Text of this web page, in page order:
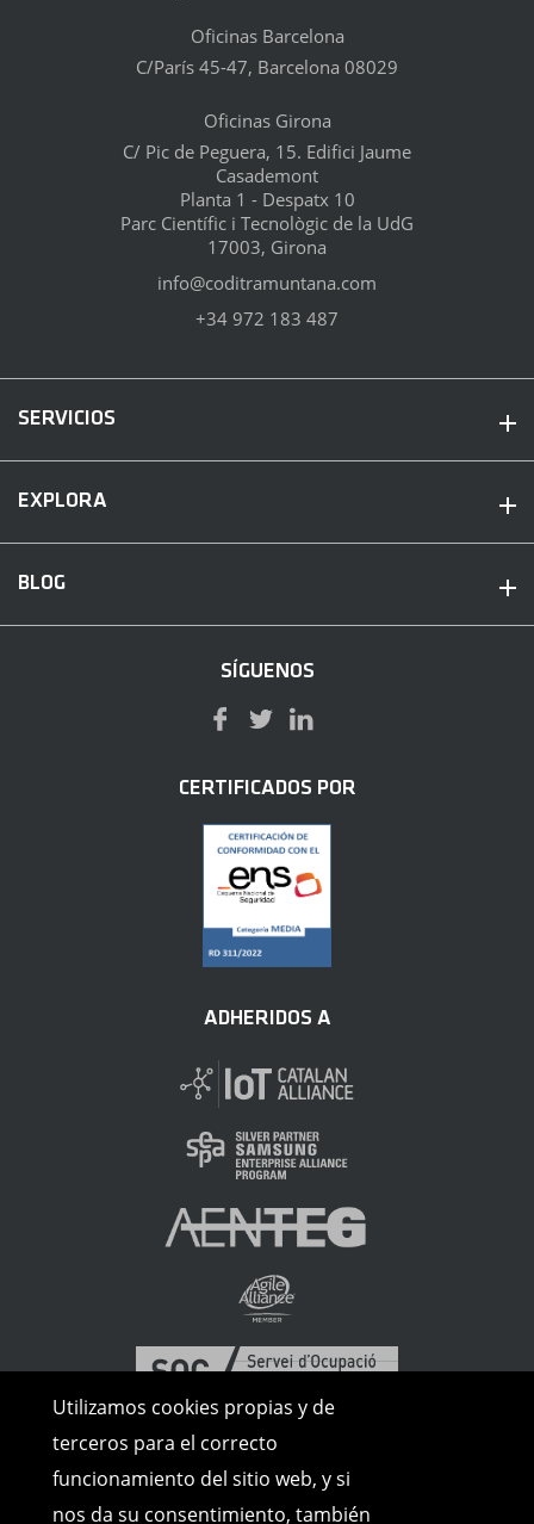
Utilizamos cookies propias y de
terceros para el correcto
funcionamiento del sitio web, y si
nos da su consentimiento, también
Oficinas Barcelona
C/París 45-47, Barcelona 08029
Oficinas Girona
C/ Pic de Peguera, 15. Edifici Jaume
Casademont
Planta 1 - Despatx 10
Parc Científic i Tecnològic de la UdG
17003, Girona
info@coditramuntana.com
+34 972 183 487
SERVICIOS
EXPLORA
BLOG
SÍGUENOS
CERTIFICADOS POR
ADHERIDOS A